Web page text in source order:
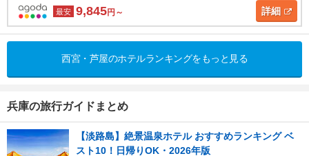
最安 9,845円～ 詳細
西宮・芦屋のホテルランキングをもっと見る
兵庫の旅行ガイドまとめ
【淡路島】絶景温泉ホテル おすすめランキング ベ
スト10！日帰りOK・2026年版